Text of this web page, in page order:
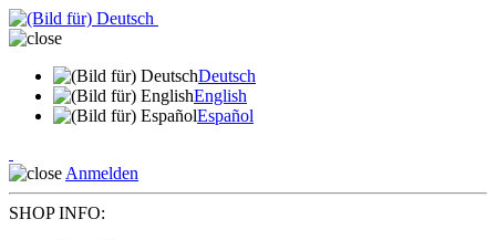
Deutsch
English
Español
Anmelden
SHOP INFO: